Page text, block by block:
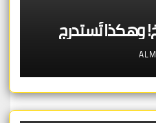
وهكذا تُستدرج